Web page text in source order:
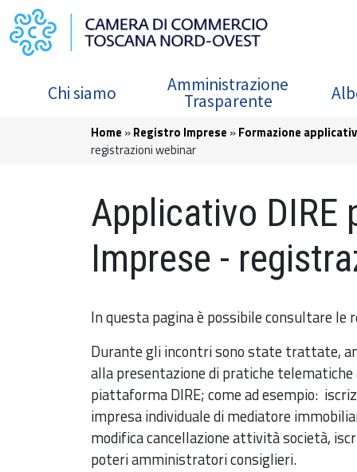
Salta al contenuto principale
Navigazione principale
Chi siamo Amministrazione
Trasparente
Briciole di pane
Home Registro Imprese Formazione
registrazioni webinar
Applicativo DIRE
Imprese -
In questa pagina è possibile consultare
Durante gli incontri sono state trattate,
alla presentazione di pratiche
piattaforma DIRE; come ad esempio:
impresa individuale di mediatore
modifica cancellazione attività società,
poteri amministratori consiglieri.